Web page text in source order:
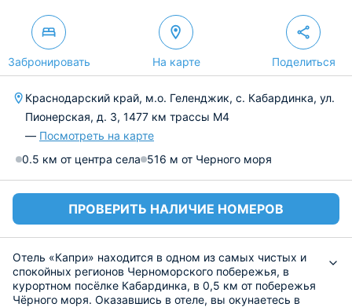
Забронировать На карте Поделиться
Краснодарский край, м.о. Геленджик, с. Кабардинка, ул.
Пионерская, д. 3, 1477 км трассы М4
— Посмотреть на карте
0.5 км от центра села 516 м от Черного моря
ПРОВЕРИТЬ НАЛИЧИЕ НОМЕРОВ
Отель «Капри» находится в одном из самых чистых и
спокойных регионов Черноморского побережья, в
курортном посёлке Кабардинка, в 0,5 км от побережья
Чёрного моря. Оказавшись в отеле, вы окунаетесь в